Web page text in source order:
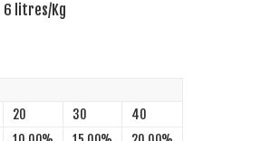
6 litres/Kg
20 30 40